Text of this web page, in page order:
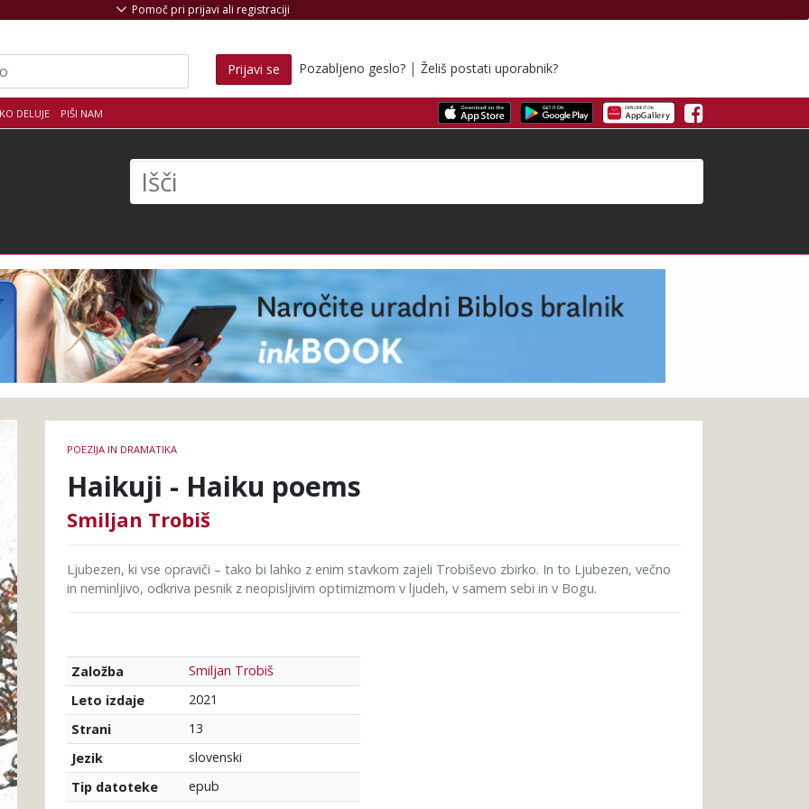
DELUJE PIŠI NAM Facebook
Pomoč pri prijavi ali registraciji
Prijavi se Pozabljeno geslo? | Želiš postati uporabnik?
knjige
POEZIJA IN DRAMATIKA
Haikuji - Haiku poems
Smiljan Trobiš
Ljubezen, ki vse opraviči – tako bi lahko z enim stavkom zajeli Trobiševo zbirko. In to Ljubezen, večno
in neminljivo, odkriva pesnik z neopisljivim optimizmom v ljudeh, v samem sebi in v Bogu.
Založba
Smiljan Trobiš
Leto izdaje
2021
Strani
13
Jezik
slovenski
Tip datoteke
epub